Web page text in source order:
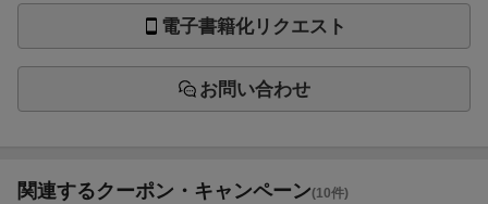
電子書籍化リクエスト
お問い合わせ
関連するクーポン・キャンペーン(10件)